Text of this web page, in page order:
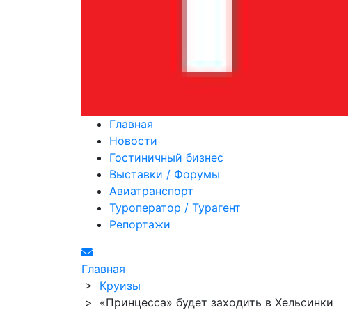
Главная
Новости
Гостиничный бизнес
Выставки / Форумы
Авиатранспорт
Туроператор / Турагент
Репортажи
Главная
> Круизы
> «Принцесса» будет заходить в Хельсинки